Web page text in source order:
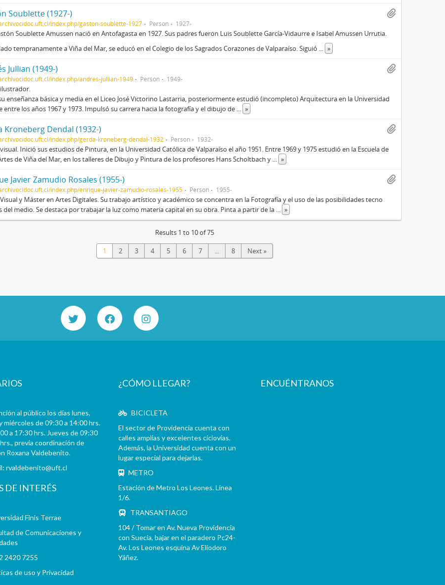
Soublette (1927-)
index.php/gaston-soublette-1927 Person 1927-
Soublette Amussen nació en Antofagasta en 1927. Sus padres fueron Luis Soublette García-Vidaurre e Isabel Amussen Urrutia.
tempranamente a Viña del Mar, se educó en el Colegio de los Sagrados Corazones de Valparaíso. Siguió ... »
Jullian (1949-)
index.php/andres-jullian-1949 Person 1949-
enseñanza básica y media en el Liceo José Victorino Lastarria, posteriormente estudió (incompleto) Arquitectura en la Universidad
entre los años 1967 y 1973. Impulsó su carrera hacia la fotografía y el dibujo de ... »
Kroneberg Dendal (1932-)
index.php/gerda-kroneberg-dendal-1932 Person 1932-
Inició sus estudios de Pintura, en la Universidad Católica de Valparaíso el año 1951. Entre 1969 y 1975 estudió en la Escuela de
de Viña del Mar, en los talleres de Dibujo y Pintura de los profesores Hans Scholtbach y ... »
Javier Zamudio Rosales (1955-)
index.php/enrique-javier-zamudio-rosales-1955 Person 1955-
y Máster en Artes Digitales. Su trabajo artístico y académico se concentra en la Fotografía y el uso de las posibilidades tecno
del medio. Se destaca por trabajar la luz como materia capital en su obra. Pinta a partir de la ... »
Results 1 to 10 of 75
1 2 3 4 5 6 7 ... 8 Next »
al público los días lunes,
miércoles de 09:30 a 14:00 hrs.
a 17:30 hrs. Jueves de 09:30
previa coordinación de
Roxana Valdebenito.
rvaldebenito@uft.cl
DE INTERÉS
Finis Terrae
de Comunicaciones y
2420 7255
de uso y Privacidad
¿CÓMO LLEGAR?
BICICLETA
El sector de Providencia cuenta con
calles amplias y excelentes ciclovías.
Además, la Universidad cuenta con un
lugar especial para dejarlas.
METRO
Estación de Metro Los Leones. Línea
1/6.
TRANSANTIAGO
104 / Tomar en Av. Nueva Providencia
con Suecia, bajar en el paradero Pc24-
Av. Los Leones esquina Av Eliodoro
Yáñez.
ENCUÉNTRANOS